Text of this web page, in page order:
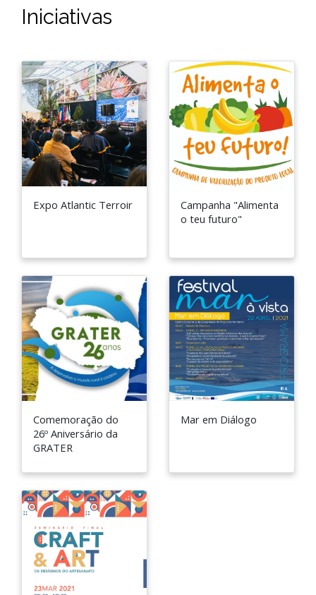
Iniciativas
Expo Atlantic Terroir
Campanha "Alimenta
o teu futuro"
Comemoração do
26º Aniversário da
GRATER
Mar em Diálogo